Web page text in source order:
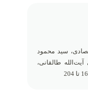
سید محمود
طالقانی،